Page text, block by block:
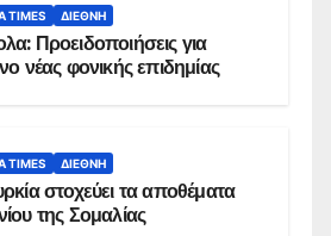
TIMES ΔΙΕΘΝΉ
Προειδοποιήσεις για
νέας φονικής επιδημίας
TIMES ΔΙΕΘΝΉ
στοχεύει τα αποθέματα
της Σομαλίας